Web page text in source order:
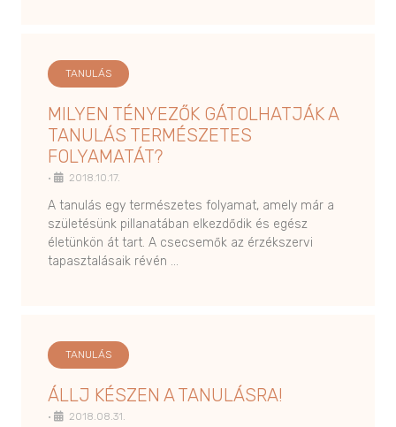
TANULÁS
MILYEN TÉNYEZŐK GÁTOLHATJÁK A
TANULÁS TERMÉSZETES
FOLYAMATÁT?
• 2018.10.17.
A tanulás egy természetes folyamat, amely már a
születésünk pillanatában elkezdődik és egész
életünkön át tart. A csecsemők az érzékszervi
tapasztalásaik révén …
TANULÁS
ÁLLJ KÉSZEN A TANULÁSRA!
• 2018.08.31.